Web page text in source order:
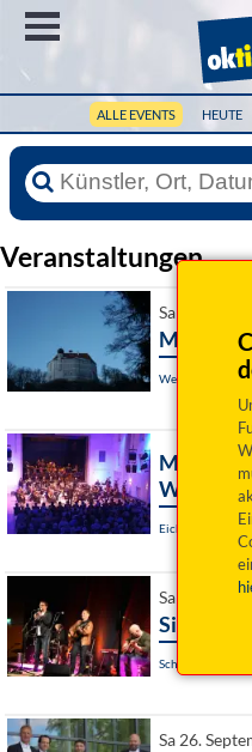
ALLE EVENTS HEUTE
Veranstaltungen
Sa 26.
Macbeth
Wenzenbach,
Movie
Welt der
Eichstätt, Altes
Sa 26.
Simon &
Schwarzenbach
Sa 26.